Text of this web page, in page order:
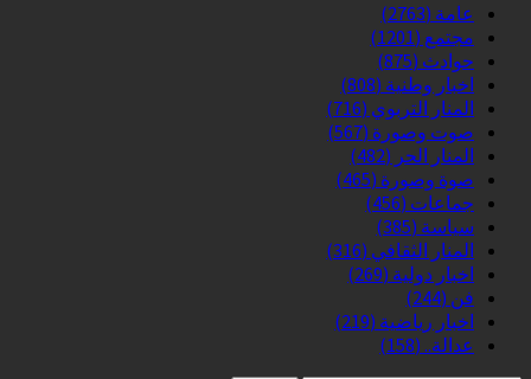
عامة (2763)
مجتمع (1201)
حوادث (875)
اخبار وطنية (808)
المنار التربوي (716)
صوت وصورة (567)
المنار الحر (482)
صوة وصورة (465)
جماعات (456)
سياسة (385)
المنار الثقافي (316)
اخبار دولية (269)
فن (244)
اخبار رياضية (219)
عدالة.. (158)